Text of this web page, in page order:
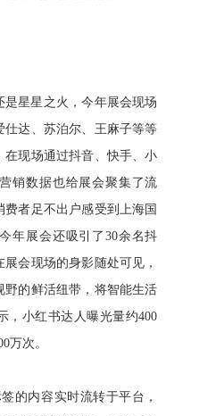
星星之火，今年展会现场
仕达、苏泊尔、王麻子等等
现场通过抖音、快手、小
销数据也给展会聚集了流
者足不出户感受到上海国
年展会还吸引了30余名抖
会现场的身影随处可见，
野的鲜活纽带，将智能生活
，小红书达人曝光量约400
万次。
的内容实时流转于平台，